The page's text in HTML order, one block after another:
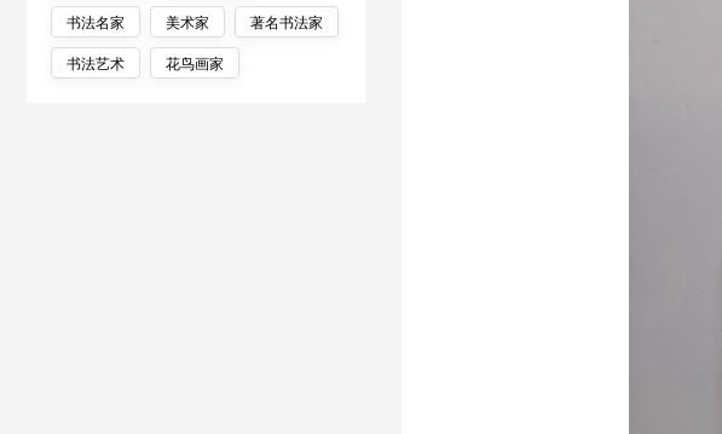
书法名家
美术家
著名书法家
书法艺术
花鸟画家